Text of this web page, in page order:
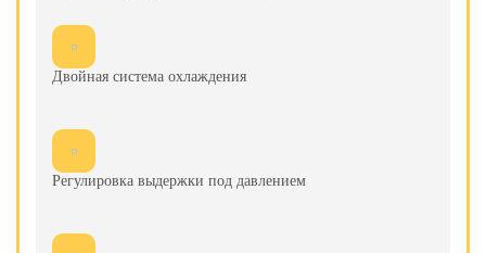
Двойная система охлаждения
Регулировка выдержки под давлением